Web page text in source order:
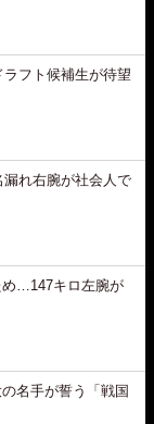
フト候補生が待望
れ右腕が社会人で
め…147キロ左腕が
名手が誓う「戦国